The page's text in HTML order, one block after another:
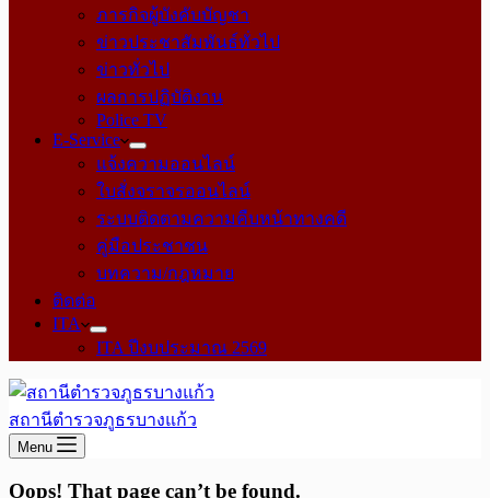
ภารกิจผู้บังคับบัญชา
ข่าวประชาสัมพันธ์ทั่วไป
ข่าวทั่วไป
ผลการปฏิบัติงาน
Police TV
E-Service
แจ้งความออนไลน์
ใบสั่งจราจรออนไลน์
ระบบติดตามความคืบหน้าทางคดี
คู่มือประชาชน
บทความ/กฎหมาย
ติดต่อ
ITA
ITA ปีงบประมาณ 2569
สถานีตำรวจภูธรบางแก้ว
Menu
Oops! That page can’t be found.